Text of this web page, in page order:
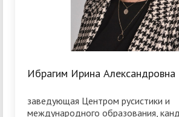
Ибрагим Ирина Александровна
заведующая Центром русистики и
международного образования,